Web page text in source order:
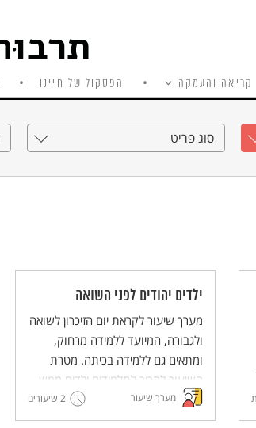
קריאה והעמקה הפסקול של חיינו
סוג פריט
ילדים יהודים לפני השואה
מערך שיעור לקראת יום הזיכרון לשואה
ולגבורה, המיועד ללמידה מרחוק,
ומתאים גם ללמידה בכיתה. מטרת
השיעור להכיר לתלמידים ילדים ממש
כמותם שחיו בקהילות יהודיות לפני
השואה.
מערך שיעור 2 שיעורים